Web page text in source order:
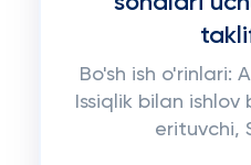
Bo'sh ish o'rinlari:
Issiqlik bilan
erituvchi,